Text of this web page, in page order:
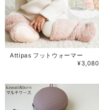
Attipas フットウォーマー
¥3,080